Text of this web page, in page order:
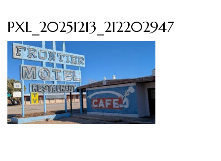
PXL_20251213_212202947